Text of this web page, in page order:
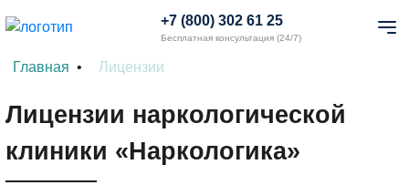
+7 (800) 302 61 25
Бесплатная консультация (24/7)
Главная Лицензии
Лицензии наркологической
клиники «Наркологика»